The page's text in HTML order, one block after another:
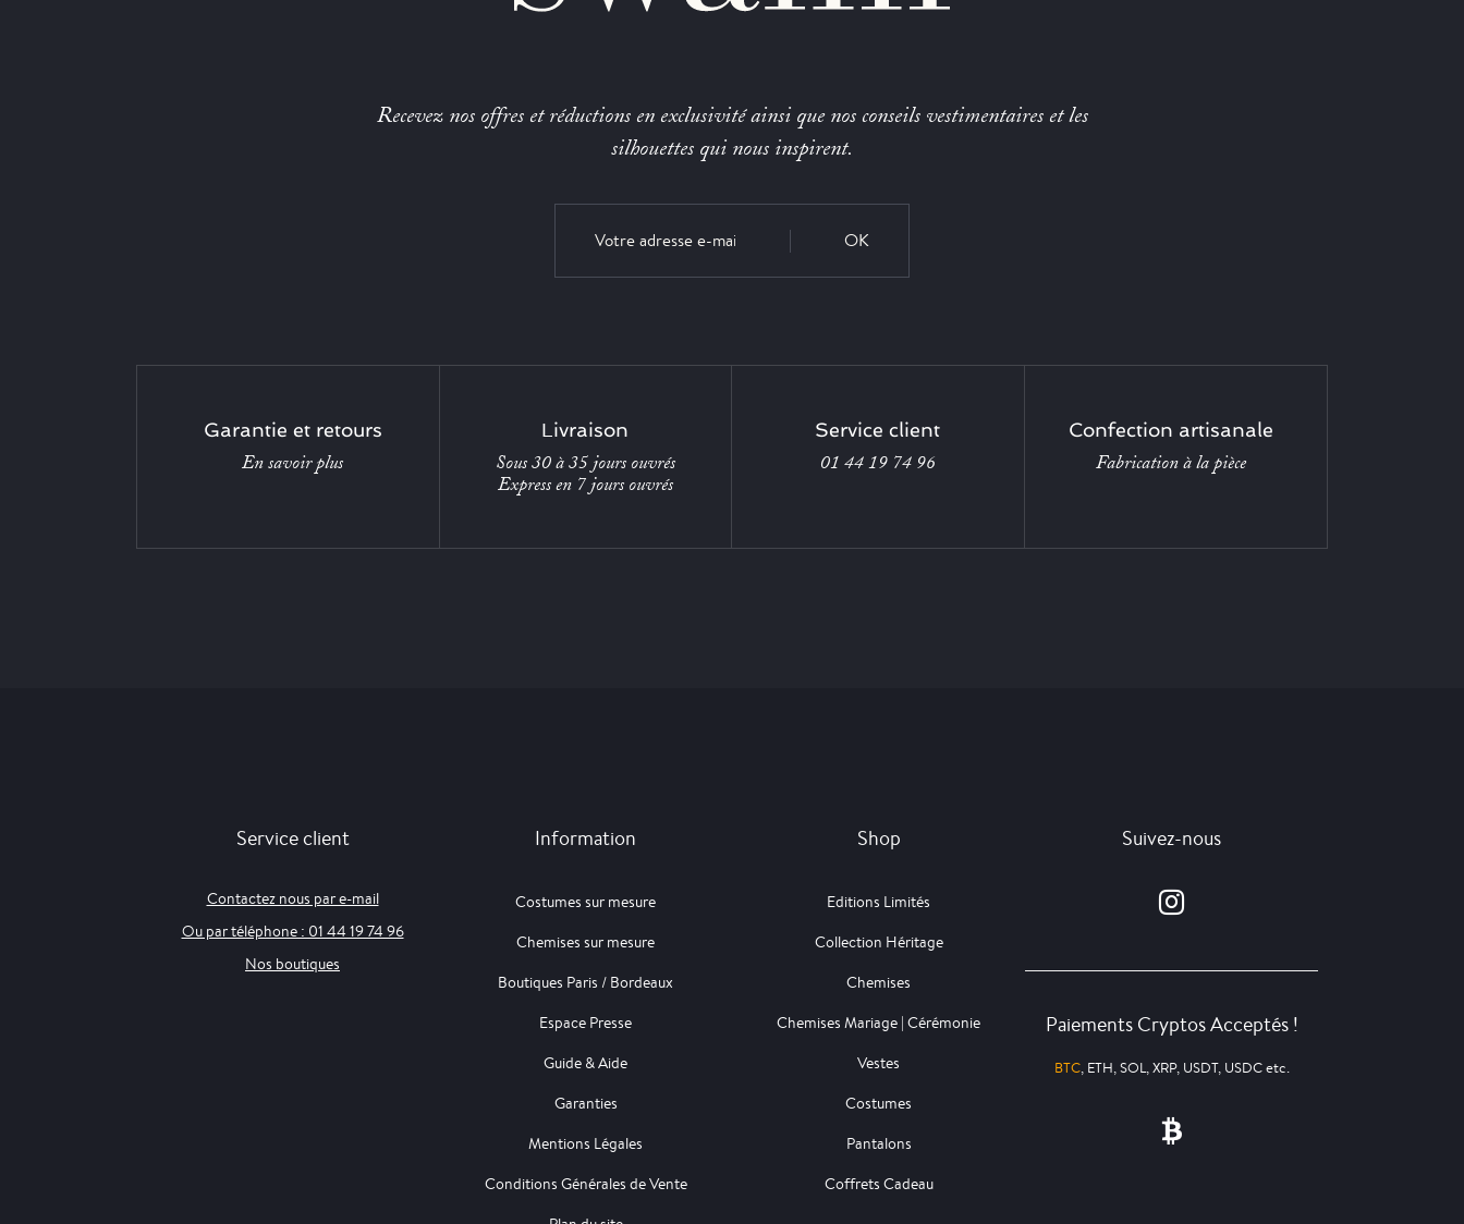
Recevez nos offres et réductions en exclusivité ainsi que nos conseils vestimentaires et les
silhouettes qui nous inspirent.
OK
Garantie et retours
En savoir plus
Livraison
Sous 30 à 35 jours ouvrés
Express en 7 jours ouvrés
Service client
01 44 19 74 96
Confection artisanale
Fabrication à la pièce
Service client
Contactez nous par e-mail
Ou par téléphone : 01 44 19 74 96
Nos boutiques
Information
Costumes sur mesure
Chemises sur mesure
Boutiques Paris / Bordeaux
Espace Presse
Guide & Aide
Garanties
Mentions Légales
Conditions Générales de Vente
Shop
Editions Limités
Collection Héritage
Chemises
Chemises Mariage | Cérémonie
Vestes
Costumes
Pantalons
Coffrets Cadeau
Suivez-nous
Paiements Cryptos Acceptés !
BTC, ETH, SOL, XRP, USDT, USDC etc.